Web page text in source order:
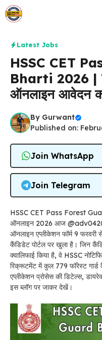
Skip
to
Latest Jobs
HSSC CET
Bharti 2026 |
ऑनलाइन आवेदन
By Gurwant
Published on:
Join WhatsApp
Join Telegram
HSSC CET Pass Forest
ऑनलाइन 2026 आज
ऑनलाइन एप्लीकेशन फॉर्म 9
कैंडिडेट पोर्टल पर खुला है। जिन
क्वालिफाई किया है, वे HSSC
रिक्रूटमेंट में कुल 779 फॉरेस्ट
एप्लीकेशन प्रोसेस की डिटेल्स,
इस ब्लॉग पर जाकर देखें।